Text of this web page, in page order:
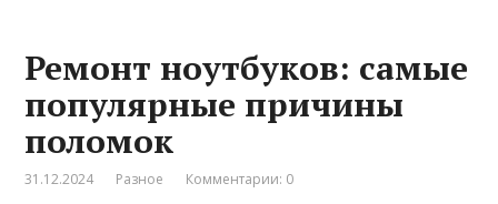
Ремонт ноутбуков: самые
популярные причины
поломок
31.12.2024 Разное Комментарии: 0